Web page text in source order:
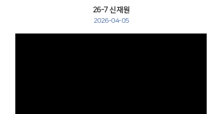
26-7 신재원
2026-04-05